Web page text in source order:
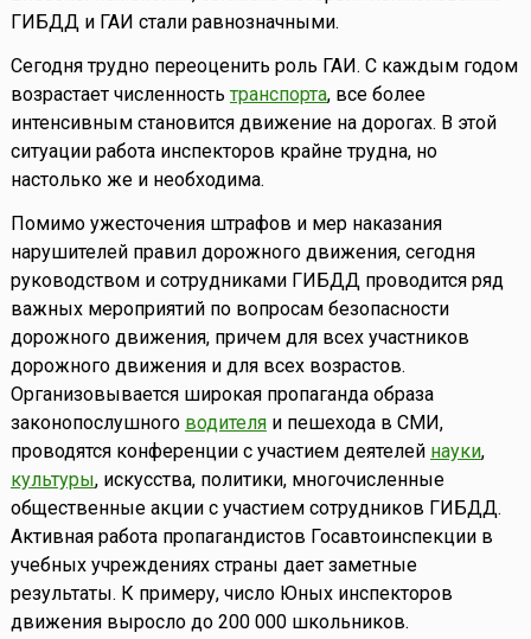
ГИБДД и ГАИ стали равнозначными.
Сегодня трудно переоценить роль ГАИ. С каждым годом
возрастает численность транспорта, все более
интенсивным становится движение на дорогах. В этой
ситуации работа инспекторов крайне трудна, но
настолько же и необходима.
Помимо ужесточения штрафов и мер наказания
нарушителей правил дорожного движения, сегодня
руководством и сотрудниками ГИБДД проводится ряд
важных мероприятий по вопросам безопасности
дорожного движения, причем для всех участников
дорожного движения и для всех возрастов.
Организовывается широкая пропаганда образа
законопослушного водителяи пешехода в СМИ,
проводятся конференции с участием деятелей науки,
культуры, искусства, политики, многочисленные
общественные акции с участием сотрудников ГИБДД.
Активная работа пропагандистов Госавтоинспекции в
учебных учреждениях страны дает заметные
результаты. К примеру, число Юных инспекторов
движения выросло до 200 000 школьников.